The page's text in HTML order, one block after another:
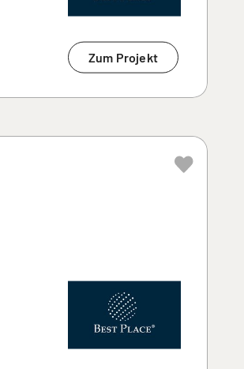
Zum Projekt